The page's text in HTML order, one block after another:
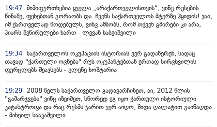
19:47 მიმიფურთხებია ყველა „არაქართველისთვის“, ვინც რუსების
წინაშე, ფეხებთან გორაობს და ჩვენს საქართველოს მტერზე ჰყიდის! ვაი,
იმ ქართველად წოდებულს, ვინც ამბობს, რომ თქვენ გმირები კი არა,
პიარს შეწირულები ხართ - ლევან ხაბეიშვილი
19:34 საქართველოს ოკუპაციის ისტორიას ვერ გადაწერენ, სადაც
თავად "ქართული ოცნება" რუს ოკუპანტებთან ერთად სირცხვილის
ფურცლებს შეავსებს - ელენე ხოშტარია
19:29
2008 წელს საქართველო გადავარჩინეთ, აი, 2012 წლის
"გამარჯვება" ვინც იზეიმეთ, სწორედ ეგ იყო ქართული ისტორიული
კატასტროფა და რაც რუსმა ჯარით ვერ აიღო, შიდა ღალატით გაინაღდა
- მიხეილ სააკაშვილი